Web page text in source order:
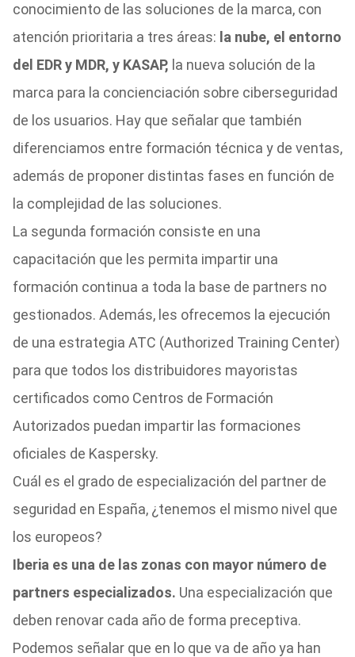
conocimiento de las soluciones de la marca, con
atención prioritaria a tres áreas: la nube, el entorno
del EDR y MDR, y KASAP, la nueva solución de la
marca para la concienciación sobre ciberseguridad
de los usuarios. Hay que señalar que también
diferenciamos entre formación técnica y de ventas,
además de proponer distintas fases en función de
la complejidad de las soluciones.
La segunda formación consiste en una
capacitación que les permita impartir una
formación continua a toda la base de partners no
gestionados. Además, les ofrecemos la ejecución
de una estrategia ATC (Authorized Training Center)
para que todos los distribuidores mayoristas
certificados como Centros de Formación
Autorizados puedan impartir las formaciones
oficiales de Kaspersky.
Cuál es el grado de especialización del partner de
seguridad en España, ¿tenemos el mismo nivel que
los europeos?
Iberia es una de las zonas con mayor número de
partners especializados. Una especialización que
deben renovar cada año de forma preceptiva.
Podemos señalar que en lo que va de año ya han